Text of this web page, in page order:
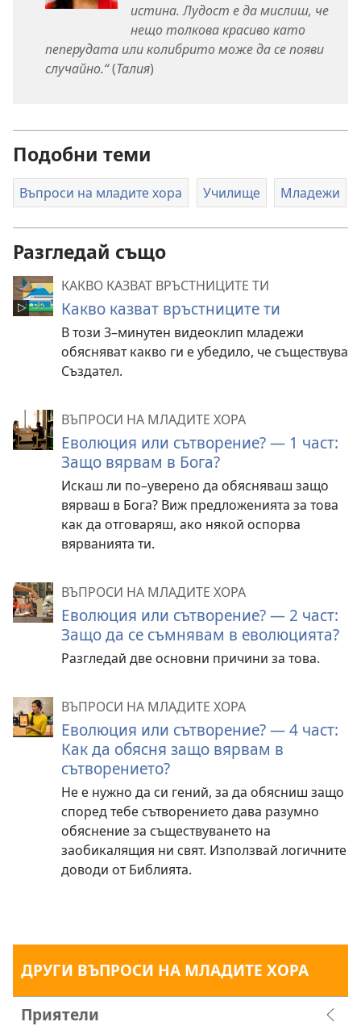
истина. Лудост е да мислиш, че
нещо толкова красиво като
пеперудата или колибрито може да се появи
случайно.“(Талия)
Подобни теми
Въпроси на младите хора Училище Младежи
Разгледай също
КАКВО КАЗВАТ ВРЪСТНИЦИТЕ ТИ
Какво казват връстниците ти
В този 3–минутен видеоклип младежи
обясняват какво ги е убедило, че съществува
Създател.
ВЪПРОСИ НА МЛАДИТЕ ХОРА
Еволюция или сътворение? — 1 част:
Защо вярвам в Бога?
Искаш ли по–уверено да обясняваш защо
вярваш в Бога? Виж предложенията за това
как да отговаряш, ако някой оспорва
вярванията ти.
ВЪПРОСИ НА МЛАДИТЕ ХОРА
Еволюция или сътворение? — 2 част:
Защо да се съмнявам в еволюцията?
Разгледай две основни причини за това.
ВЪПРОСИ НА МЛАДИТЕ ХОРА
Еволюция или сътворение? — 4 част:
Как да обясня защо вярвам в
сътворението?
Не е нужно да си гений, за да обясниш защо
според тебе сътворението дава разумно
обяснение за съществуването на
заобикалящия ни свят. Използвай логичните
доводи от Библията.
ДРУГИ ВЪПРОСИ НА МЛАДИТЕ ХОРА
Приятели